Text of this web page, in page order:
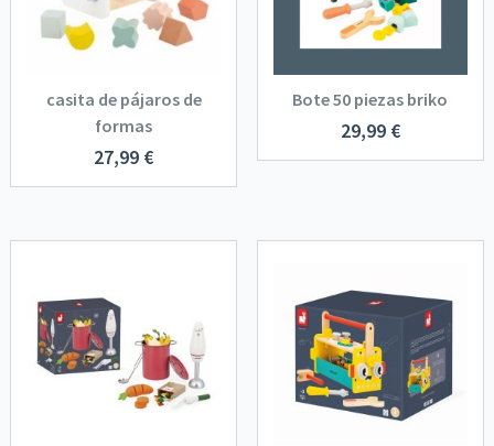
casita de pájaros de
formas
27,99 €
Bote 50 piezas briko
29,99 €